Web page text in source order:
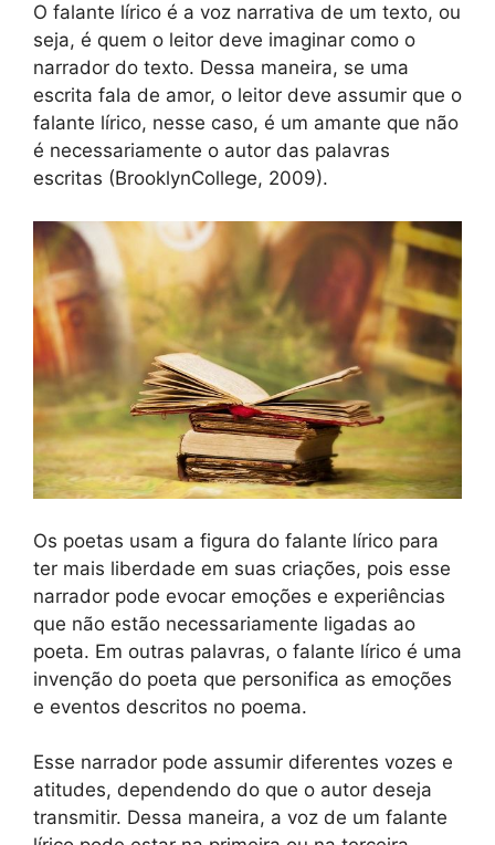
O falante lírico é a voz narrativa de um texto, ou
seja, é quem o leitor deve imaginar como o
narrador do texto. Dessa maneira, se uma
escrita fala de amor, o leitor deve assumir que o
falante lírico, nesse caso, é um amante que não
é necessariamente o autor das palavras
escritas (BrooklynCollege, 2009).
Os poetas usam a figura do falante lírico para
ter mais liberdade em suas criações, pois esse
narrador pode evocar emoções e experiências
que não estão necessariamente ligadas ao
poeta. Em outras palavras, o falante lírico é uma
invenção do poeta que personifica as emoções
e eventos descritos no poema.
Esse narrador pode assumir diferentes vozes e
atitudes, dependendo do que o autor deseja
transmitir. Dessa maneira, a voz de um falante